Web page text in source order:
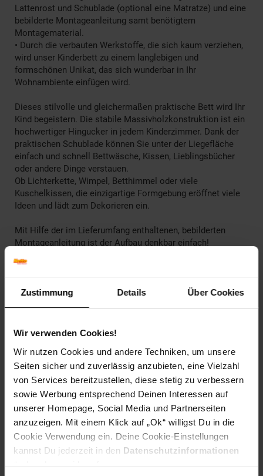
Zustimmung Details Über Cookies
Wir verwenden Cookies!
Wir nutzen Cookies und andere Techniken, um unsere
Seiten sicher und zuverlässig anzubieten, eine Vielzahl
von Services bereitzustellen, diese stetig zu verbessern
sowie Werbung entsprechend Deinen Interessen auf
unserer Homepage, Social Media und Partnerseiten
anzuzeigen. Mit einem Klick auf „Ok“ willigst Du in die
Cookie Verwendung ein. Deine Cookie-Einstellungen
kannst Du jederzeit in den Datenschutzinformationen
ändern bzw. widerrufen.
Lattenrost und Schublade (optional eine Matratze) und eine
bebilderte Montageanleitung samt benötigtem
Montagematerial.
• Durch die verbauten Werkstoffe, die sich kaum verziehen,
wird unser Kinderbett zu einem langlebigen und
formschönen Unikat, das sich wunderbar in Ihr
Wohnambiente einfügen wird.
Dieses stilvolle und gleichermaßen praktische Bett wird Ihr
Kind begeistern. Die stabile Massivholzkonstruktion ist ein
hochwertiger Hingucker in jedem Kinderzimmer. Dank der
praktischen Schublade können Sie unter der Liegefläche
einfach und schnell Bettwäsche, Kissen, Lieblingsbücher
oder andere Dinge verstauen.
Ob Lichterkette, Wimpel, Betthimmel oder viele
Kuschelkissen, die einzigartige Formgebung eröffnet viele
Ideen und lädt zum Dekorieren ein.
Mit Hilfe der im Lieferumfang enthaltenen, bebilderten
Montageanleitung ist der Aufbau denkbar einfach!
________________________________________________
Technische Daten
Korpus: Natur, Klarlack
Maße
Gesamt: 147,6 x 77,6 x 127,9 cm (LxBxH)
Schublade: 136 x 73 x 19,5 cm (LxBxH)
30 kg
Material
Bett: Massivholz, Kiefer